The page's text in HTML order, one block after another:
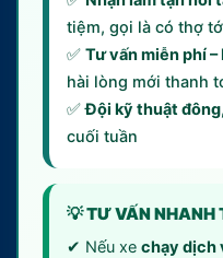
tiệm, gọi là có thợ
✅ Tư vấn miễn phí
hài lòng mới thanh
✅Đội kỹ thuật
cuối tuần
💡 TƯ VẤN NHANH
✔ Nếu xe chạy dịch